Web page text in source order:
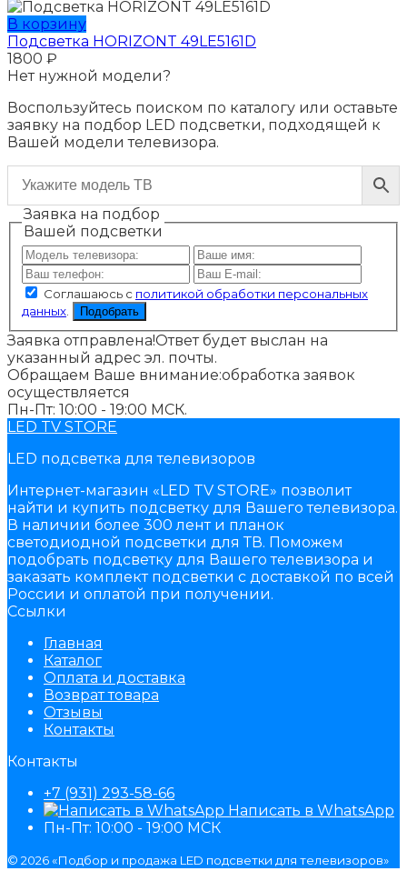
В корзину
Подсветка HORIZONT 49LE5161D
1800 ₽
Нет нужной модели?
Воспользуйтесь поиском по каталогу или оставьте
заявку на подбор LED подсветки, подходящей к
Вашей модели телевизора.
Заявка на подбор
Вашей подсветки
Соглашаюсь с политикой обработки персональных
данных
Подобрать
Заявка отправлена!Ответ будет выслан на
указанный адрес эл. почты.
Обращаем Ваше внимание:обработка заявок
осуществляется
Пн-Пт: 10:00 - 19:00 МСК.
LED TV STORE
LED подсветка для телевизоров
Интернет-магазин «LED TV STORE» позволит
найти и купить подсветку для Вашего телевизора.
В наличии более 300 лент и планок
светодиодной подсветки для ТВ. Поможем
подобрать подсветку для Вашего телевизора и
заказать комплект подсветки с доставкой по всей
России и оплатой при получении.
Ссылки
Главная
Каталог
Оплата и доставка
Возврат товара
Отзывы
Контакты
Контакты
+7 (931) 293-58-66
Написать в WhatsApp
Пн-Пт: 10:00 - 19:00 МСК
© 2026 «Подбор и продажа LED подсветки для телевизоров»